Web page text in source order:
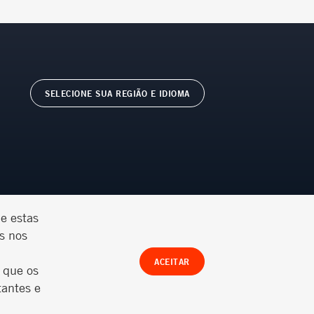
SELECIONE SUA REGIÃO E IDIOMA
estas
nos
os
e
ACEITAR